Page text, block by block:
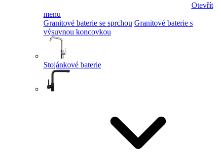
Otevřít
menu
Granitové baterie se sprchou Granitové baterie s
výsuvnou koncovkou
Stojánkové baterie